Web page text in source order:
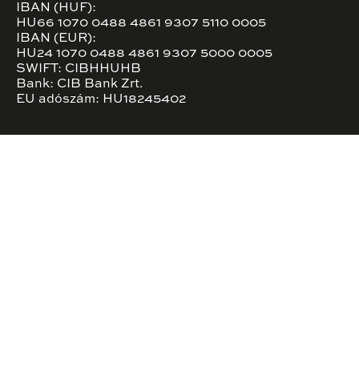
IBAN (HUF):
HU66 1070 0488 4861 9307 5110 0005
IBAN (EUR):
HU24 1070 0488 4861 9307 5000 0005
SWIFT: CIBHHUHB
Bank: CIB Bank Zrt.
EU adószám: HU18245402